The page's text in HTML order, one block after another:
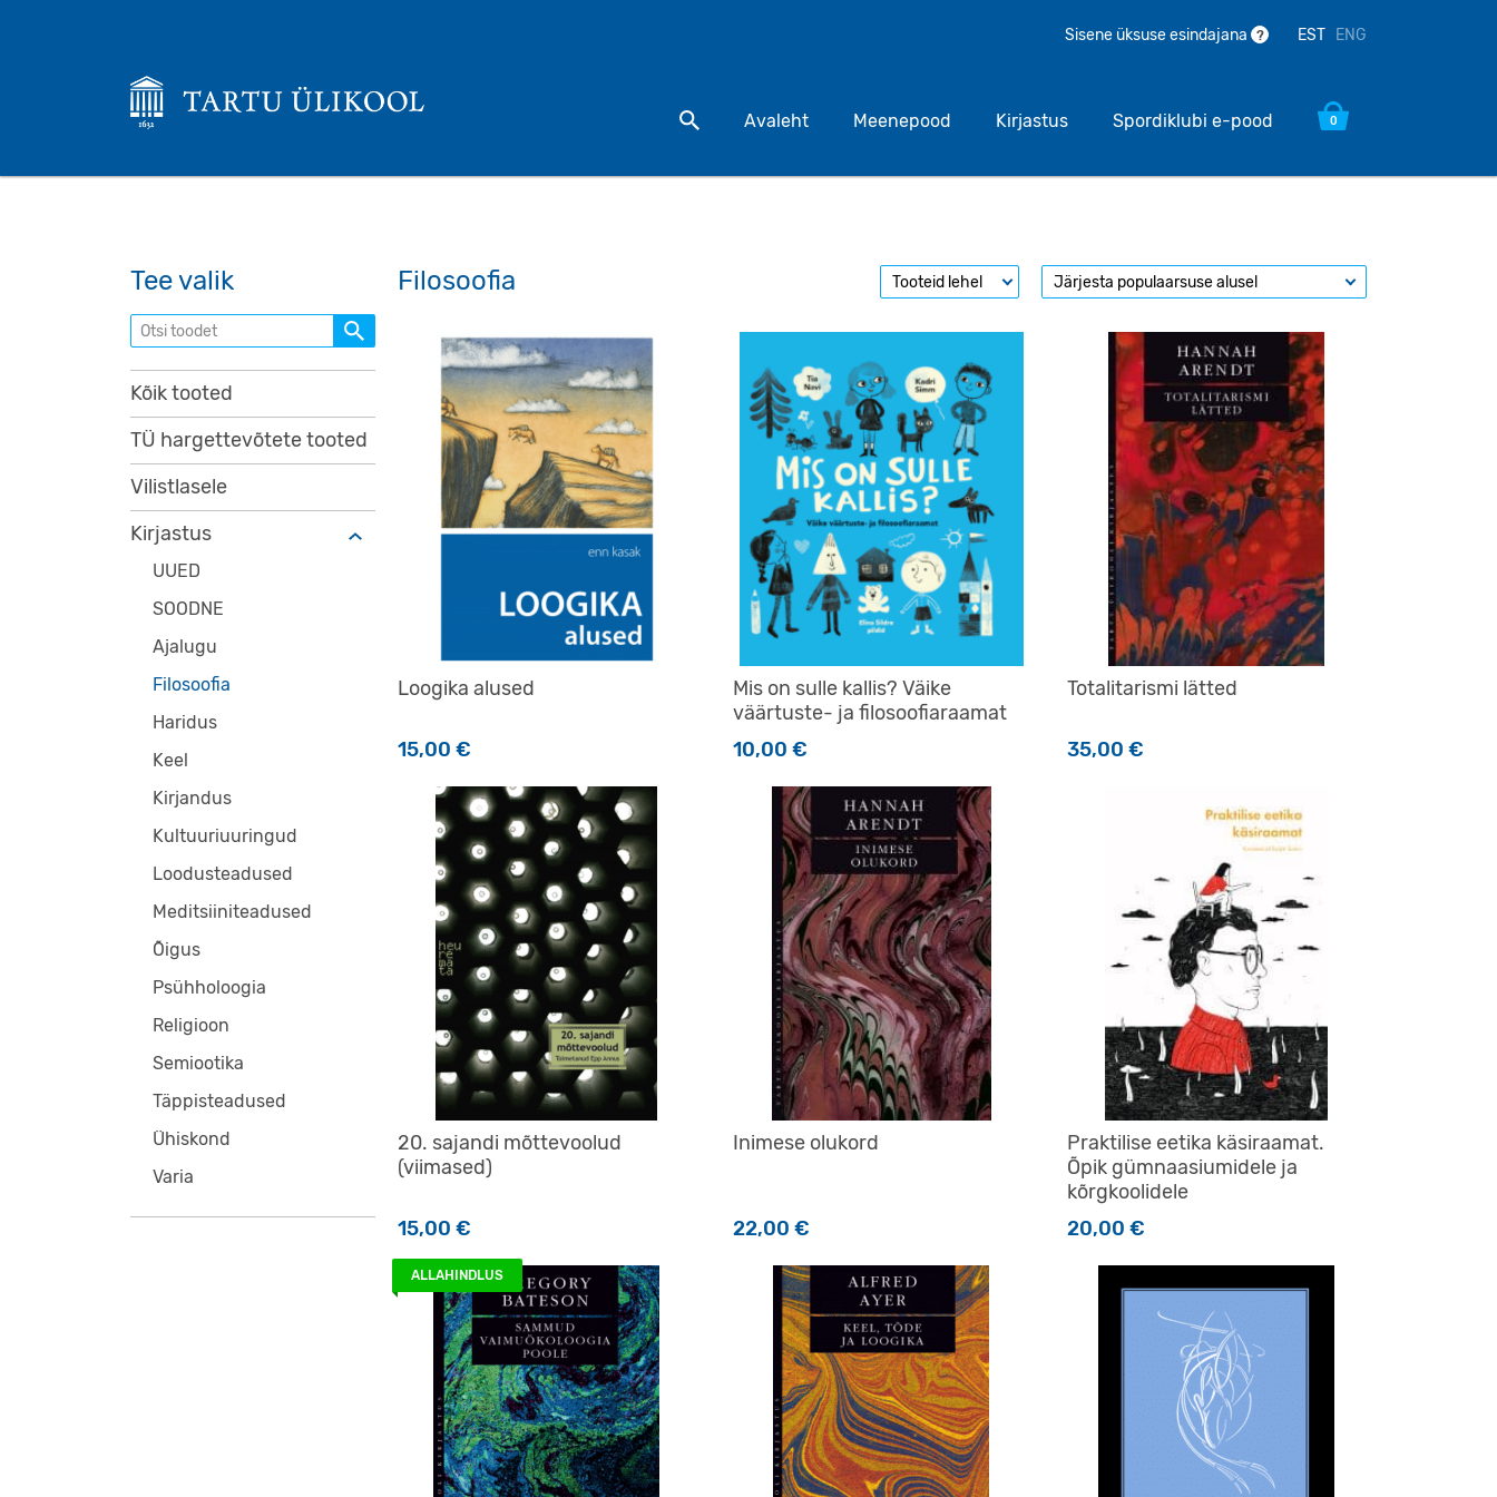
Sisene üksuse esindajana ? EST ENG
Otsi toodetAvaleht Meenepood Kirjastus Spordiklubi e-pood 0
Tee valik
Otsi toodet
Kõik tooted
TÜ hargettevõtete tooted
Vilistlasele
Kirjastus
UUED
SOODNE
Ajalugu
Filosoofia
Haridus
Keel
Kirjandus
Kultuuriuuringud
Loodusteadused
Meditsiiniteadused
Õigus
Psühholoogia
Religioon
Semiootika
Täppisteadused
Ühiskond
Varia
Filosoofia
Loogika alused
15,00 €
Mis on sulle kallis? Väike
väärtuste- ja filosoofiaraamat
10,00 €
Totalitarismi lätted
35,00€
20. sajandi mõttevoolud
(viimased)
15,00 €
Inimese olukord
22,00 €
Praktilise eetika käsiraamat.
Õpik gümnaasiumidele ja
kõrgkoolidele
20,00€
ALLAHINDLUS